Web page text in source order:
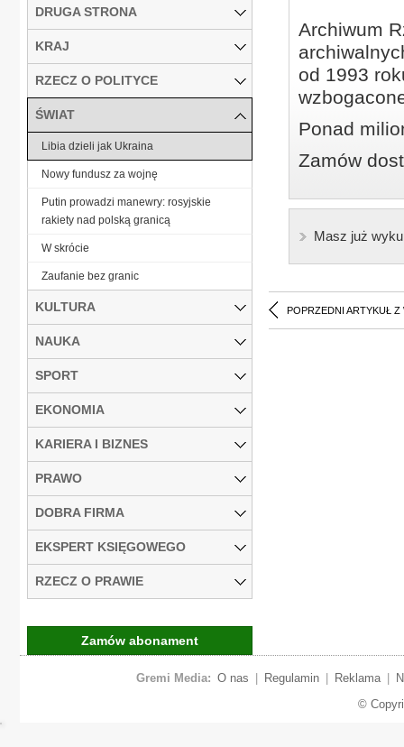
Archiwum
od 1993
Ponad
Zamów
Masz już
POPRZEDNI ARTYKUŁ Z
DRUGA STRONA
KRAJ
RZECZ O POLITYCE
ŚWIAT
Libia dzieli jak Ukraina
Nowy fundusz za wojnę
Putin prowadzi manewry: rosyjskie
rakiety nad polską granicą
W skrócie
Zaufanie bez granic
KULTURA
NAUKA
SPORT
EKONOMIA
KARIERA I BIZNES
PRAWO
DOBRA FIRMA
EKSPERT KSIĘGOWEGO
RZECZ O PRAWIE
Zamów abonament
Gremi Media: O nas Regulamin Reklama
©